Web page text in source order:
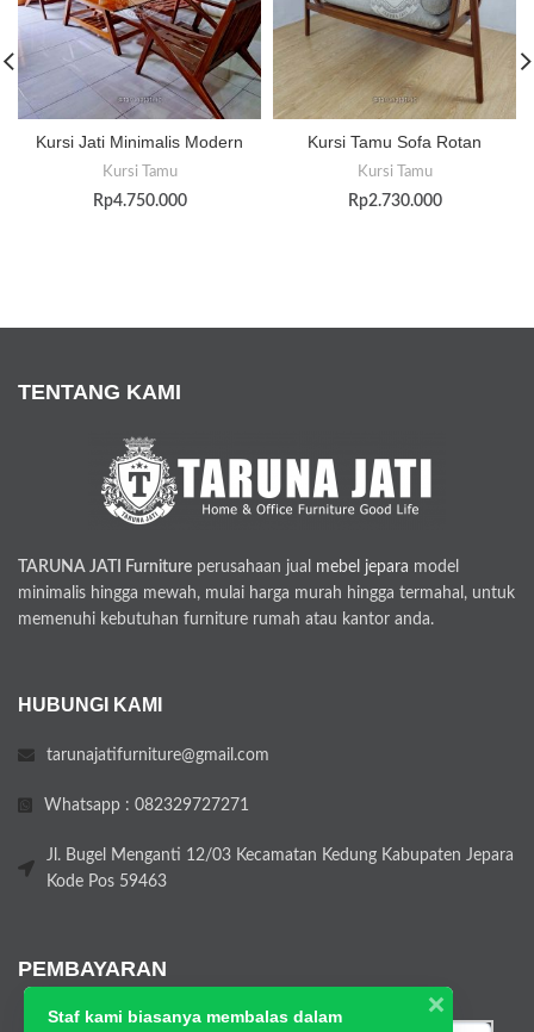
Kursi Jati Minimalis Modern
Kursi Tamu
Rp4.750.000
Kursi Tamu Sofa Rotan
Kursi Tamu
Rp2.730.000
TENTANG KAMI
TARUNA JATI Furniture perusahaan jual mebel jepara model
minimalis hingga mewah, mulai harga murah hingga termahal, untuk
memenuhi kebutuhan furniture rumah atau kantor anda.
HUBUNGI KAMI
tarunajatifurniture@gmail.com
Whatsapp : 082329727271
Jl. Bugel Menganti 12/03 Kecamatan Kedung Kabupaten Jepara
Kode Pos 59463
PEMBAYARAN
Staf kami biasanya membalas dalam